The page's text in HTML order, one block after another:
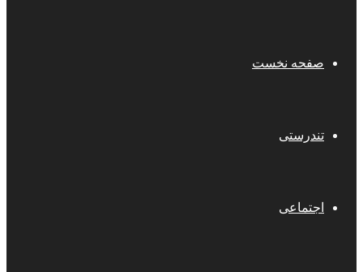
صفحه نخست
تندرستی
اجتماعی